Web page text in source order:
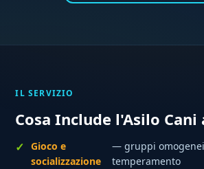
IL SERVIZIO
Cosa Include l'Asilo Cani
Gioco e
socializzazione
— gruppi
temperamento